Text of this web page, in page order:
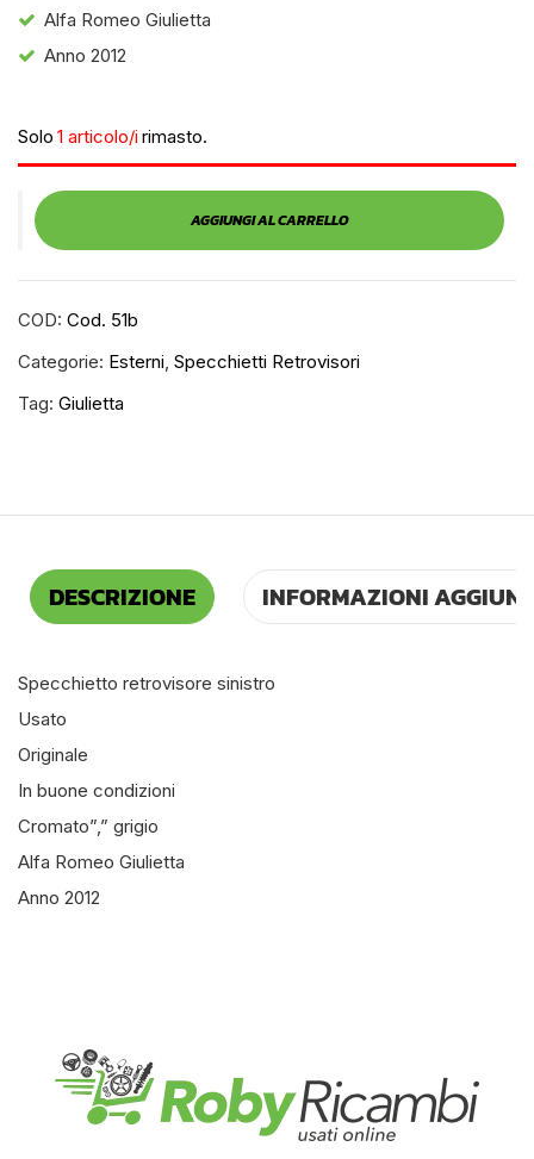
Alfa Romeo Giulietta
Anno 2012
Solo 1 articolo/i rimasto.
AGGIUNGI AL CARRELLO
COD: Cod. 51b
Categorie: Esterni, Specchietti Retrovisori
Tag: Giulietta
DESCRIZIONE INFORMAZIONI
Specchietto retrovisore sinistro
Usato
Originale
In buone condizioni
Cromato”,” grigio
Alfa Romeo Giulietta
Anno 2012